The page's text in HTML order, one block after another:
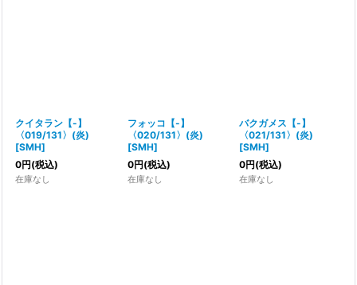
クイタラン【-】
〈019/131〉(炎)
[SMH]
0円(税込)
在庫なし
フォッコ【-】
〈020/131〉(炎)
[SMH]
0円(税込)
在庫なし
バクガメス【-】
〈021/131〉(炎)
[SMH]
0円(税込)
在庫なし